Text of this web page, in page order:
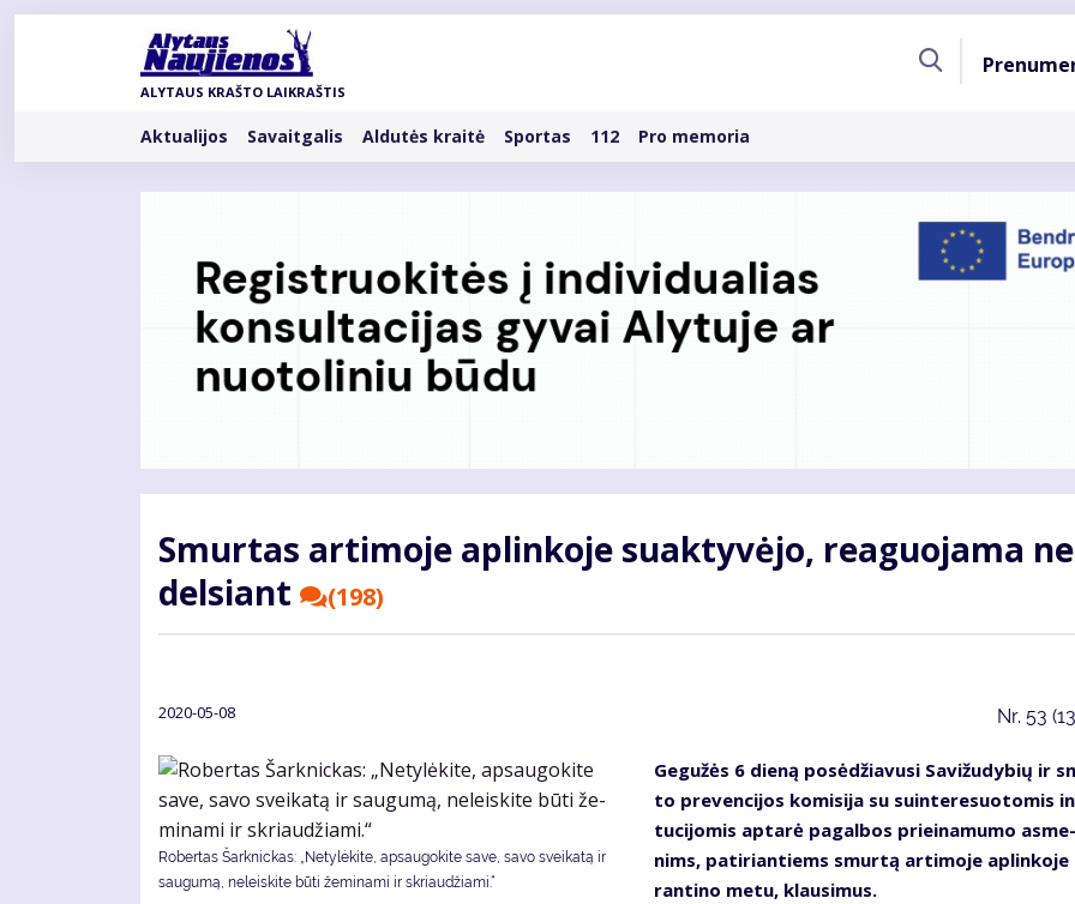
Pereiti
ALYTAUS KRAŠTO LAIKRAŠTIS
Rubrikos
Aktualijos Savaitgalis Aldutės kraitė Sportas 112 Pro memoria
Smur­tas ar­ti­mo­je ap­lin­ko­je su­ak­ty­vė­jo, re­a­guo­ja­ma
del­siant
(198)
2020-05-08 Nr. 53
Ro­ber­tas Šar­knic­kas: „Ne­ty­lė­ki­te, ap­sau­go­ki­te sa­ve, sa­vo svei­ka­tą ir
sau­gu­mą, ne­leis­ki­te bū­ti že­mi­na­mi ir skriau­džia­mi.“
Ge­gu­žės 6 die­ną po­sė­džia­vu­si Sa­vi­žu­dy­bių ir
to pre­ven­ci­jos ko­mi­si­ja su su­in­te­re­suo­to­mis
tu­ci­jo­mis ap­ta­rė pa­gal­bos pri­ei­na­mu­mo as­me­
nims, pa­ti­rian­tiems smur­tą ar­ti­mo­je
ran­ti­no me­tu, klau­si­mus.